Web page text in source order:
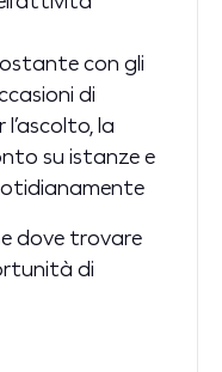
con gli
di
la
su istanze e
dove trovare
di